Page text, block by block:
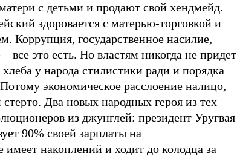
с детьми и продают свой хендмейд.
здоровается с матерью-торговкой и
Коррупция, государственное насилие,
все это есть. Но властям никогда не придет
хлеба у народа стилистики ради и порядка
экономическое расслоение налицо,
Два новых народных героя из тех
из джунглей: президент Уругвая
90% своей зарплаты на
имеет накоплений и ходит до колодца за